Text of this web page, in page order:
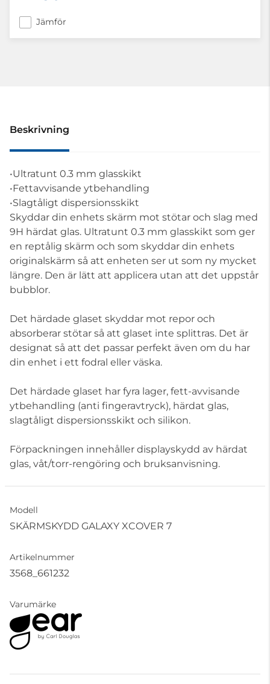
Jämför
Beskrivning
•Ultratunt 0.3 mm glasskikt
•Fettavvisande ytbehandling
•Slagtåligt dispersionsskikt
Skyddar din enhets skärm mot stötar och slag med
9H härdat glas. Ultratunt 0.3 mm glasskikt som ger
en reptålig skärm och som skyddar din enhets
originalskärm så att enheten ser ut som ny mycket
längre. Den är lätt att applicera utan att det uppstår
bubblor.
Det härdade glaset skyddar mot repor och
absorberar stötar så att glaset inte splittras. Det är
designat så att det passar perfekt även om du har
din enhet i ett fodral eller väska.
Det härdade glaset har fyra lager, fett-avvisande
ytbehandling (anti fingeravtryck), härdat glas,
slagtåligt dispersionsskikt och silikon.
Förpackningen innehåller displayskydd av härdat
glas, våt/torr-rengöring och bruksanvisning.
Modell
SKÄRMSKYDD GALAXY XCOVER 7
Artikelnummer
3568_661232
Varumärke